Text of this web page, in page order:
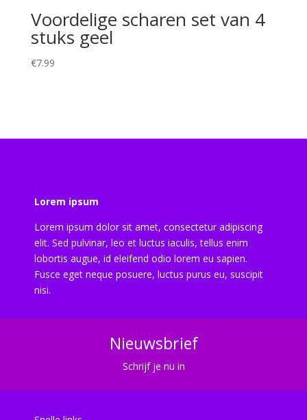
Voordelige scharen set van 4
stuks geel
€7.99
Lorem ipsum
Lorem ipsum dolor sit amet, consectetur adipiscing
elit. Sed pulvinar, leo et luctus iaculis, tellus enim
lobortis augue, id eleifend odio lorem eu sapien.
Fusce eget neque posuere, luctus purus eu, suscipit
nisi.
Nieuwsbrief
Schrijf je nu in